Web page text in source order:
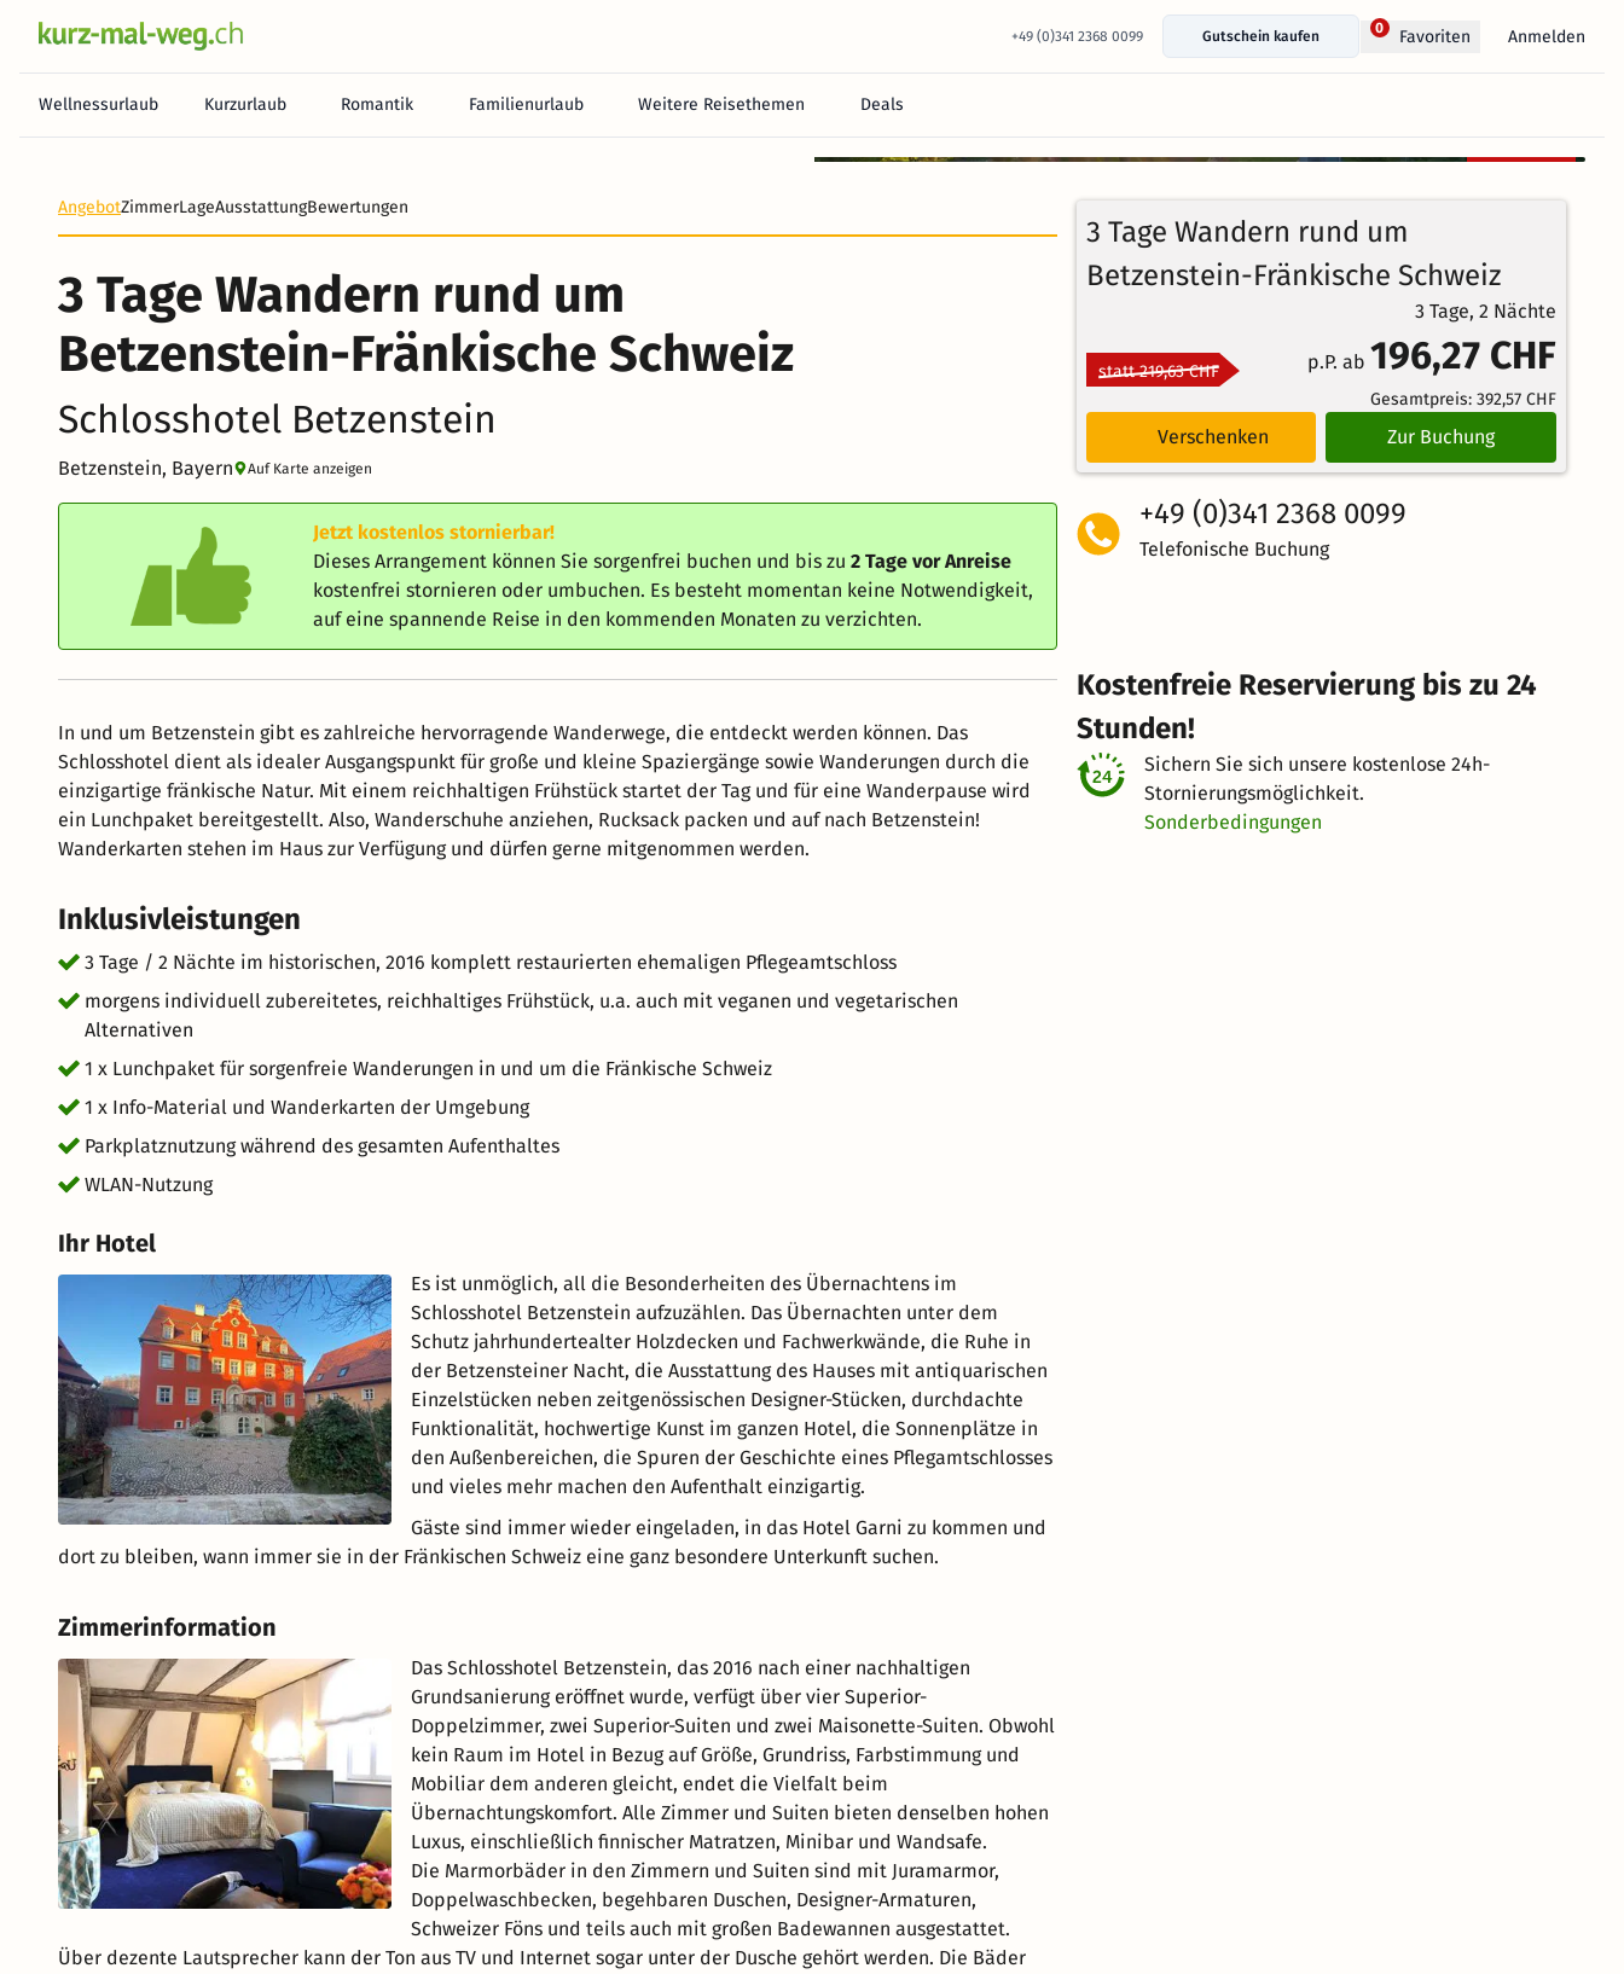
+49 (0)341 2368 0099 Gutschein kaufen
0 Favoriten Anmelden
Wellnessurlaub Kurzurlaub Romantik Familienurlaub Weitere Reisethemen Deals
Heute noch keine Zahlung erforderlich! Zahlen Sie bequem im Hotel. 100%
Weiterempfehlung
Bewertungen
Ausgezeichnet
stornierbar
AngebotZimmerLageAusstattungBewertungen
3 Tage Wandern rund um
Betzenstein-Fränkische Schweiz
Schlosshotel Betzenstein
Betzenstein, Bayern Auf Karte anzeigen
Jetzt kostenlos stornierbar!
Dieses Arrangement können Sie sorgenfrei buchen und bis zu2 Tage vor Anreise
kostenfrei stornieren oder umbuchen. Es besteht momentan keine Notwendigkeit,
auf eine spannende Reise in den kommenden Monaten zu verzichten.
In und um Betzenstein gibt es zahlreiche hervorragende Wanderwege, die entdeckt werden können. Das
Schlosshotel dient als idealer Ausgangspunkt für große und kleine Spaziergänge sowie Wanderungen durch die
einzigartige fränkische Natur. Mit einem reichhaltigen Frühstück startet der Tag und für eine Wanderpause wird
ein Lunchpaket bereitgestellt. Also, Wanderschuhe anziehen, Rucksack packen und auf nach Betzenstein!
Wanderkarten stehen im Haus zur Verfügung und dürfen gerne mitgenommen werden.
Inklusivleistungen
3 Tage / 2 Nächte im historischen, 2016 komplett restaurierten ehemaligen Pflegeamtschloss
morgens individuell zubereitetes, reichhaltiges Frühstück, u.a. auch mit veganen und vegetarischen
Alternativen
1 x Lunchpaket für sorgenfreie Wanderungen in und um die Fränkische Schweiz
1 x Info-Material und Wanderkarten der Umgebung
Parkplatznutzung während des gesamten Aufenthaltes
WLAN-Nutzung
Ihr Hotel
Es ist unmöglich, all die Besonderheiten des Übernachtens im
Schlosshotel Betzenstein aufzuzählen. Das Übernachten unter dem
Schutz jahrhundertealter Holzdecken und Fachwerkwände, die Ruhe in
der Betzensteiner Nacht, die Ausstattung des Hauses mit antiquarischen
Einzelstücken neben zeitgenössischen Designer-Stücken, durchdachte
Funktionalität, hochwertige Kunst im ganzen Hotel, die Sonnenplätze in
den Außenbereichen, die Spuren der Geschichte eines Pflegamtschlosses
und vieles mehr machen den Aufenthalt einzigartig.
Gäste sind immer wieder eingeladen, in das Hotel Garni zu kommen und
dort zu bleiben, wann immer sie in der Fränkischen Schweiz eine ganz besondere Unterkunft suchen.
Zimmerinformation
Das Schlosshotel Betzenstein, das 2016 nach einer nachhaltigen
Grundsanierung eröffnet wurde, verfügt über vier Superior-
Doppelzimmer, zwei Superior-Suiten und zwei Maisonette-Suiten. Obwohl
kein Raum im Hotel in Bezug auf Größe, Grundriss, Farbstimmung und
Mobiliar dem anderen gleicht, endet die Vielfalt beim
Übernachtungskomfort. Alle Zimmer und Suiten bieten denselben hohen
Luxus, einschließlich finnischer Matratzen, Minibar und Wandsafe.
Die Marmorbäder in den Zimmern und Suiten sind mit Juramarmor,
Doppelwaschbecken, begehbaren Duschen, Designer-Armaturen,
Schweizer Föns und teils auch mit großen Badewannen ausgestattet.
Über dezente Lautsprecher kann der Ton aus TV und Internet sogar unter der Dusche gehört werden. Die Bäder
3 Tage Wandern rund um
Betzenstein-Fränkische Schweiz
3 Tage, 2 Nächte
statt 219,63 CHF p.P. ab 196,27 CHF
Gesamtpreis: 392,57 CHF
Verschenken Zur Buchung
+49 (0)341 2368 0099
Telefonische Buchung
Kostenfreie Reservierung bis zu 24
Stunden!
Sichern Sie sich unsere kostenlose 24h-
Stornierungsmöglichkeit.
Sonderbedingungen